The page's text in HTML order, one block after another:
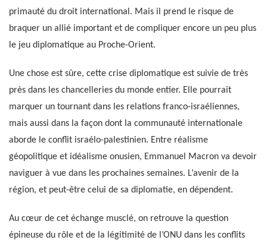
primauté du droit international. Mais il prend le risque de
braquer un allié important et de compliquer encore un peu plus
le jeu diplomatique au Proche-Orient.
Une chose est sûre, cette crise diplomatique est suivie de très
près dans les chancelleries du monde entier. Elle pourrait
marquer un tournant dans les relations franco-israéliennes,
mais aussi dans la façon dont la communauté internationale
aborde le conflit israélo-palestinien. Entre réalisme
géopolitique et idéalisme onusien, Emmanuel Macron va devoir
naviguer à vue dans les prochaines semaines. L’avenir de la
région, et peut-être celui de sa diplomatie, en dépendent.
Au cœur de cet échange musclé, on retrouve la question
épineuse du rôle et de la légitimité de l’ONU dans les conflits